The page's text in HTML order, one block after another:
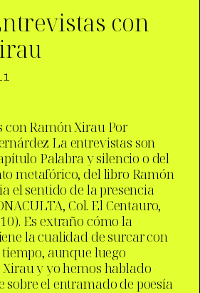
con
con Ramón Xirau Por
La entrevistas son
Palabra y silencio o del
metafórico, del libro Ramón
el sentido de la presencia
Col. El Centauro,
Es extraño cómo la
la cualidad de surcar con
aunque luego
y yo hemos hablado
sobre el entramado de poesía